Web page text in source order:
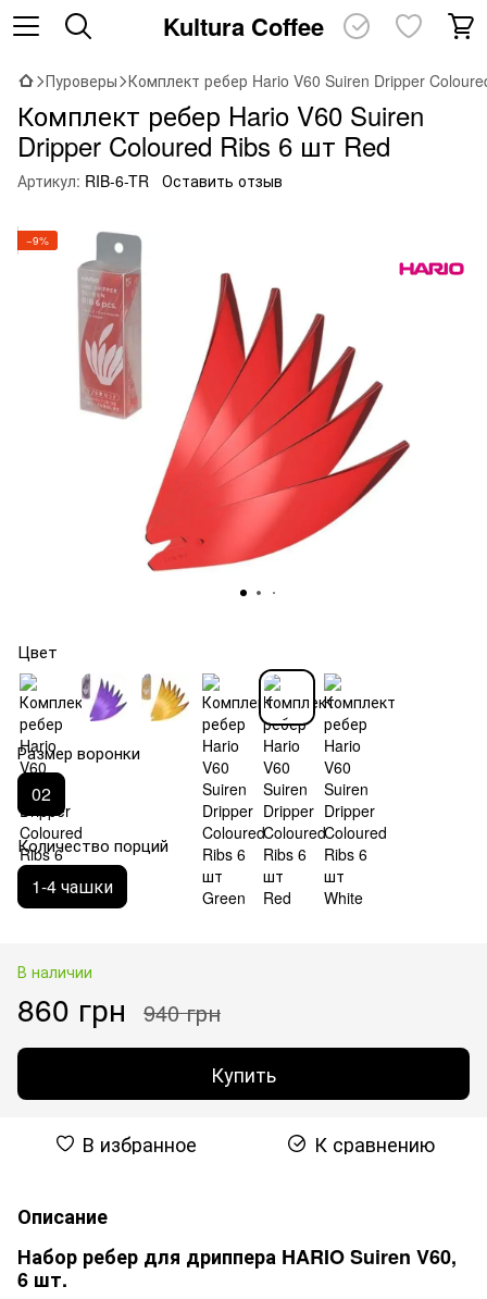
Kultura Coffee
Пуроверы Комплект ребер Hario V60 Suiren Dripper
Комплект ребер Hario V60 Suiren
Dripper Coloured Ribs 6 шт Red
Артикул: RIB-6-TR Оставить отзыв
−9%
Цвет
Размер воронки
02
Количество порций
1-4 чашки
В наличии
860 грн 940 грн
Купить
В избранное К сравнению
Описание
Набор ребер для дриппера HARIO Suiren V60,
6 шт.